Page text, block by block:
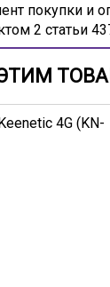
покупки
2 статьи